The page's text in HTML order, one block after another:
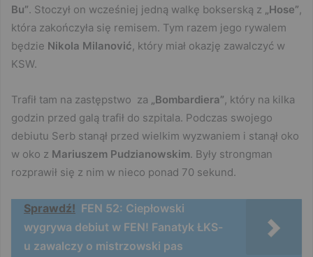
Bu”. Stoczył on wcześniej jedną walkę bokserską z „Hose”,
która zakończyła się remisem. Tym razem jego rywalem
będzie Nikola Milanović, który miał okazję zawalczyć w
KSW.
Trafił tam na zastępstwo za „Bombardiera”, który na kilka
godzin przed galą trafił do szpitala. Podczas swojego
debiutu Serb stanął przed wielkim wyzwaniem i stanął oko
w oko z Mariuszem Pudzianowskim. Były strongman
rozprawił się z nim w nieco ponad 70 sekund.
Sprawdź! FEN 52: Ciepłowski
wygrywa debiut w FEN! Fanatyk ŁKS-
u zawalczy o mistrzowski pas